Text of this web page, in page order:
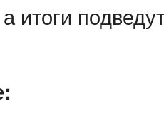
итоги